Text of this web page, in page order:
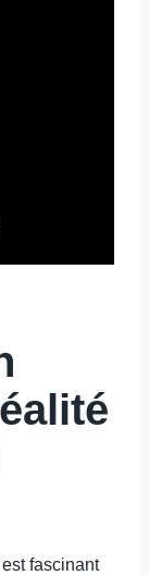
fascinant